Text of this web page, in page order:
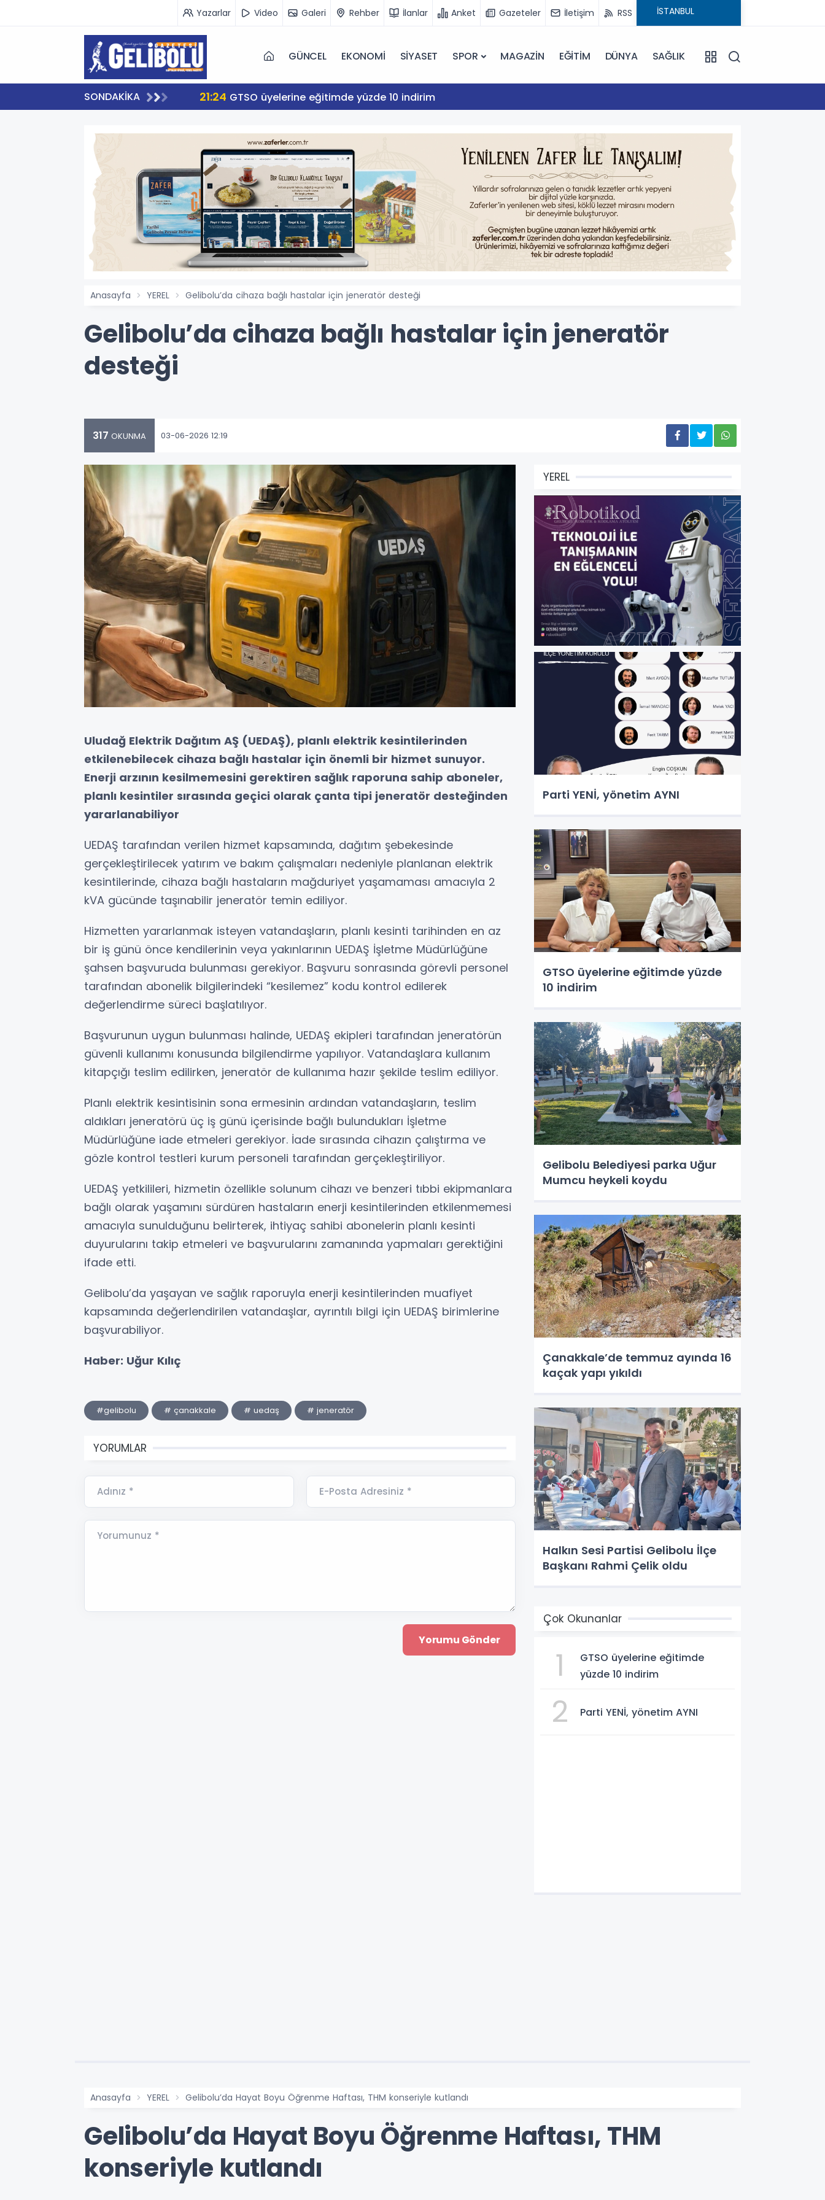
Yazarlar Video Galeri Rehber İlanlar Anket Gazeteler İletişim RSS
GÜNCEL EKONOMİ SİYASET SPOR MAGAZİN EĞİTİM DÜNYA SAĞLIK
SONDAKİKA 21:24 GTSO üyelerine eğitimde yüzde 10 indirim
Anasayfa YEREL Gelibolu’da cihaza bağlı hastalar için jeneratör desteği
Gelibolu’da cihaza bağlı hastalar için jeneratör
desteği
317 OKUNMA 03-06-2026 12:19
Uludağ Elektrik Dağıtım AŞ (UEDAŞ), planlı elektrik kesintilerinden
etkilenebilecek cihaza bağlı hastalar için önemli bir hizmet sunuyor.
Enerji arzının kesilmemesini gerektiren sağlık raporuna sahip aboneler,
planlı kesintiler sırasında geçici olarak çanta tipi jeneratör desteğinden
yararlanabiliyor
UEDAŞ tarafından verilen hizmet kapsamında, dağıtım şebekesinde
gerçekleştirilecek yatırım ve bakım çalışmaları nedeniyle planlanan elektrik
kesintilerinde, cihaza bağlı hastaların mağduriyet yaşamaması amacıyla 2
kVA gücünde taşınabilir jeneratör temin ediliyor.
Hizmetten yararlanmak isteyen vatandaşların, planlı kesinti tarihinden en az
bir iş günü önce kendilerinin veya yakınlarının UEDAŞ İşletme Müdürlüğüne
şahsen başvuruda bulunması gerekiyor. Başvuru sonrasında görevli personel
tarafından abonelik bilgilerindeki “kesilemez” kodu kontrol edilerek
değerlendirme süreci başlatılıyor.
Başvurunun uygun bulunması halinde, UEDAŞ ekipleri tarafından jeneratörün
güvenli kullanımı konusunda bilgilendirme yapılıyor. Vatandaşlara kullanım
kitapçığı teslim edilirken, jeneratör de kullanıma hazır şekilde teslim ediliyor.
Planlı elektrik kesintisinin sona ermesinin ardından vatandaşların, teslim
aldıkları jeneratörü üç iş günü içerisinde bağlı bulundukları İşletme
Müdürlüğüne iade etmeleri gerekiyor. İade sırasında cihazın çalıştırma ve
gözle kontrol testleri kurum personeli tarafından gerçekleştiriliyor.
UEDAŞ yetkilileri, hizmetin özellikle solunum cihazı ve benzeri tıbbi ekipmanlara
bağlı olarak yaşamını sürdüren hastaların enerji kesintilerinden etkilenmemesi
amacıyla sunulduğunu belirterek, ihtiyaç sahibi abonelerin planlı kesinti
duyurularını takip etmeleri ve başvurularını zamanında yapmaları gerektiğini
ifade etti.
Gelibolu’da yaşayan ve sağlık raporuyla enerji kesintilerinden muafiyet
kapsamında değerlendirilen vatandaşlar, ayrıntılı bilgi için UEDAŞ birimlerine
başvurabiliyor.
Haber: Uğur Kılıç
#gelibolu # çanakkale # uedaş # jeneratör
YORUMLAR
Adınız * E-Posta Adresiniz *
Yorumunuz *
YEREL
Parti YENİ, yönetim AYNI
GTSO üyelerine eğitimde yüzde
10 indirim
Gelibolu Belediyesi parka Uğur
Mumcu heykeli koydu
Çanakkale’de temmuz ayında 16
kaçak yapı yıkıldı
Halkın Sesi Partisi Gelibolu İlçe
Başkanı Rahmi Çelik oldu
Çok Okunanlar
1
GTSO üyelerine eğitimde
yüzde 10 indirim
2 Parti YENİ, yönetim AYNI
Anasayfa YEREL Gelibolu’da Hayat Boyu Öğrenme Haftası, THM konseriyle kutlandı
Gelibolu’da Hayat Boyu Öğrenme Haftası, THM
konseriyle kutlandı